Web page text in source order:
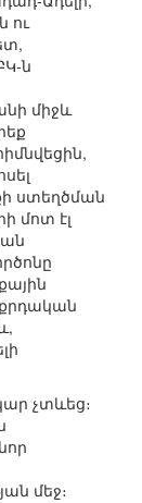
ու
ն
միջև
ստեղծման
մոտ էլ
չտևեց։
մեջ։